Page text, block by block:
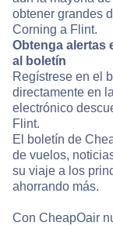
obtener grandes
Corning a Flint.
Obtenga alertas
al boletín
Regístrese en el
directamente en
electrónico
Flint.
El boletín de
de vuelos,
su viaje a los
ahorrando más.
Con CheapOair